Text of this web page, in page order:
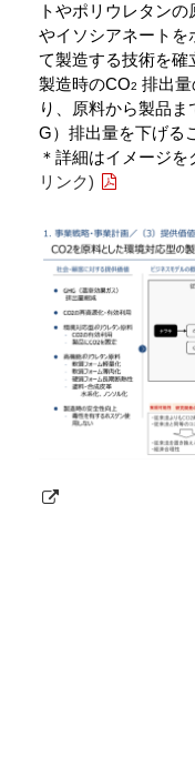
トやポリウレタン
やイソシアネートを
て製造する技術を確
製造時のCO2 排出
り、原料から製品
G）排出量を下げる
＊詳細はイメージ
リンク)
出典：事